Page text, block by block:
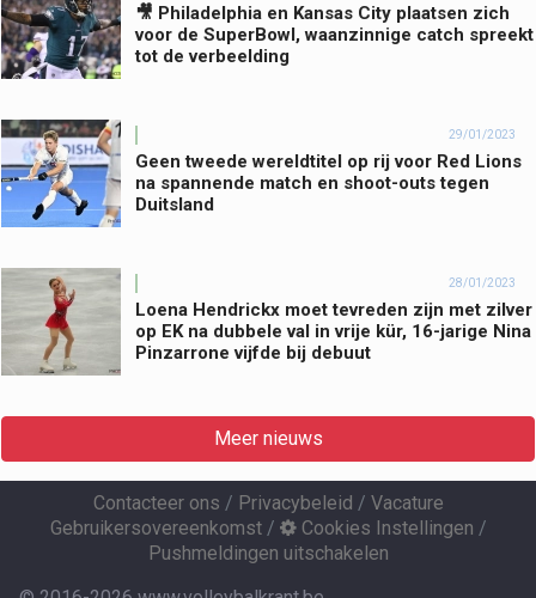
🎥 Philadelphia en Kansas City plaatsen zich
voor de SuperBowl, waanzinnige catch spreekt
tot de verbeelding
29/01/2023
Geen tweede wereldtitel op rij voor Red Lions
na spannende match en shoot-outs tegen
Duitsland
28/01/2023
Loena Hendrickx moet tevreden zijn met zilver
op EK na dubbele val in vrije kür, 16-jarige Nina
Pinzarrone vijfde bij debuut
Meer nieuws
Contacteer ons / Privacybeleid / Vacature
Gebruikersovereenkomst/ Cookies Instellingen /
Pushmeldingen uitschakelen